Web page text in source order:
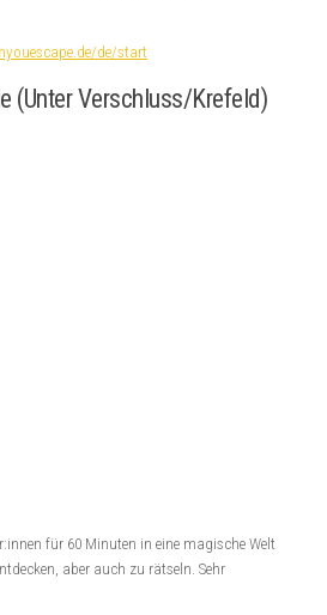
de/start
(Unter Verschluss/Krefeld)
für 60 Minuten in eine magische Welt
aber auch zu rätseln. Sehr